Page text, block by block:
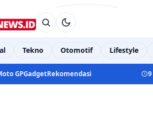
Tekno Otomotif Lifestyle
GPGadgetRekomendasi